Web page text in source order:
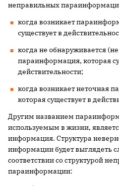
неправильных
когда возникает
существует в
когда не обнаруживается
параинформация, которая
действительности;
когда возникает неточная
которая существует в
Другим названием
используемым в жизни,
информация. Структура
информации будет выглядеть
соответствии со структурой
параинформации: